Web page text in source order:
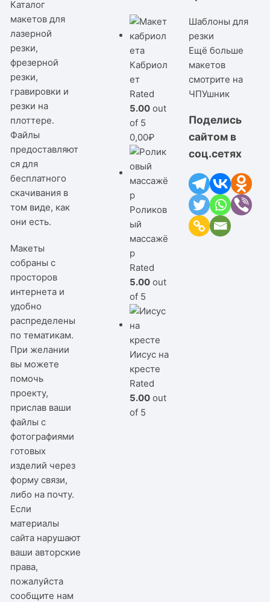
Каталог
макетов для
лазерной
резки,
фрезерной
резки,
гравировки и
резки на
плоттере.
Файлы
предоставляют
ся для
бесплатного
скачивания в
том виде, как
они есть.
Макеты
собраны с
просторов
интернета и
удобно
распределены
по тематикам.
При желании
вы можете
помочь
проекту,
прислав ваши
файлы с
фотографиями
готовых
изделий через
форму связи,
либо на почту.
Если
материалы
сайта нарушают
ваши авторские
права,
пожалуйста
сообщите нам
Кабриол
ет
Rated
5.00 out
of 5
0,00₽
Роликов
ый
массажё
р
Rated
5.00 out
of 5
Иисус на
кресте
Rated
5.00 out
of 5
Шаблоны для
резки
Ещё больше
макетов
смотрите на
ЧПУшник
Поделись
сайтом в
соц.сетях